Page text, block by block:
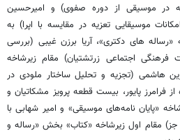
در موسیقی از دوره صفوی) و امیرحسین
موسیقایی تعزیه در مقایسه با اپرا) به
های دکتری»، آریا برزنغیبی (بررسی
فرهنگی اجتماعی زرتشتیان) مقام زیرشاخه
هاشمی (تجزیه و تحلیل ساختار ملودی در
فرامرز پایور، بیست قطعه پرویز مشکاتیان و
«پایان نامه‌های موسیقی» و امیر شهابی با
مقام اول زیرشاخه «کتاب» بخش «رساله و